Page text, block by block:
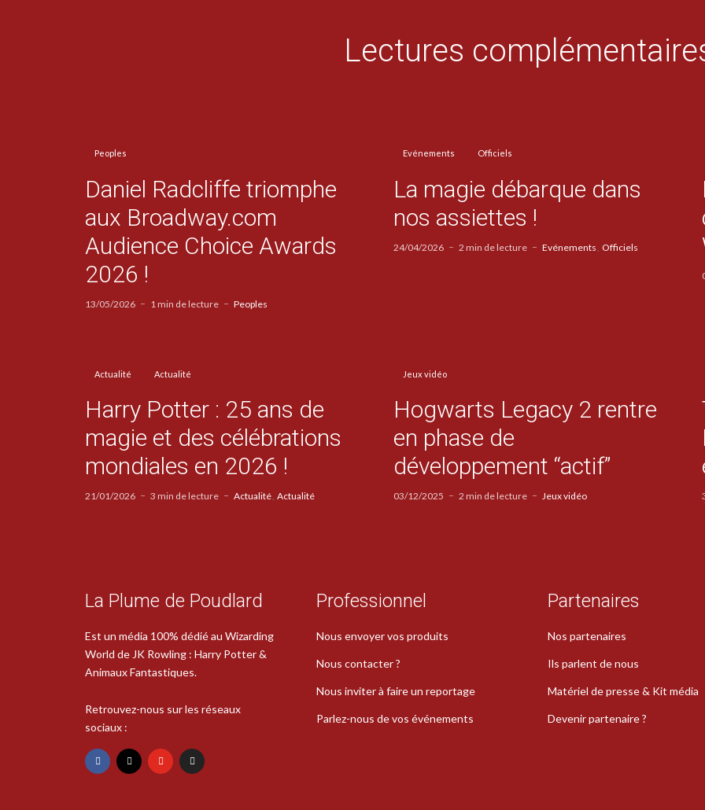
Lectures
Peoples
Daniel Radcliffe triomphe
aux Broadway.com
Audience Choice Awards
2026 !
13/05/2026 1 min de lecture Peoples
Evénements Officiels
La magie débarque dans
nos assiettes !
24/04/2026 2 min de lecture Evénements Officiels
Actualité Actualité
Harry Potter : 25 ans de
magie et des célébrations
mondiales en 2026 !
21/01/2026 3 min de lecture Actualité Actualité
Jeux vidéo
Hogwarts Legacy 2 rentre
en phase de
développement “actif”
03/12/2025 2 min de lecture Jeux vidéo
La Plume de Poudlard
Est un média 100% dédié au Wizarding
World de JK Rowling : Harry Potter &
Animaux Fantastiques.
Retrouvez-nous sur les réseaux
sociaux :
Professionnel
Nous envoyer vos produits
Nous contacter ?
Nous inviter à faire un reportage
Parlez-nous de vos événements
Partenaires
Nos partenaires
Ils parlent de nous
Matériel de presse & Kit média
Devenir partenaire ?